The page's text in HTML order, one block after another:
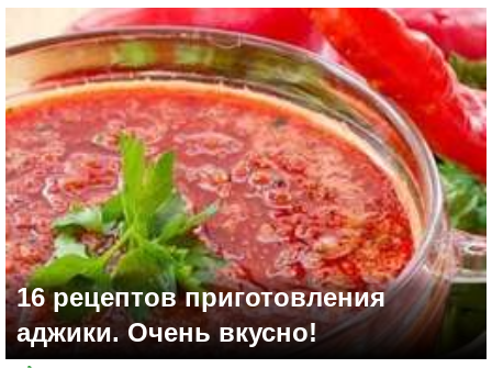
+12
16 рецептов приготовления
аджики. Очень вкусно!